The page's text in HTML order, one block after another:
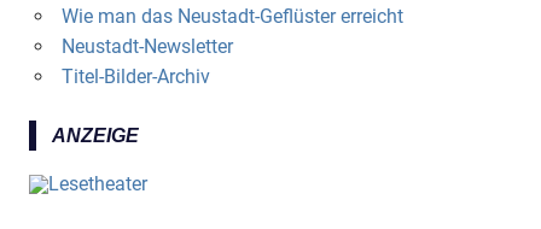
Wie man das Neustadt-Geflüster erreicht
Neustadt-Newsletter
Titel-Bilder-Archiv
ANZEIGE